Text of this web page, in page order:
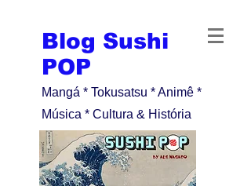
Blog Sushi
POP
Mangá * Tokusatsu * Animê *
Música * Cultura & História